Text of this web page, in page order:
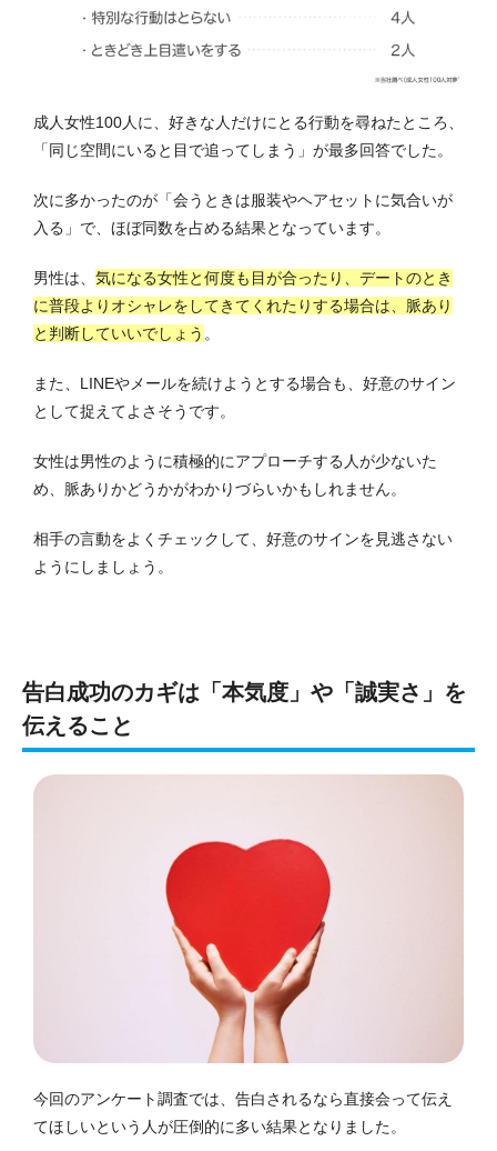
成人女性100人に、好きな人だけにとる行動を尋ねたところ、
「同じ空間にいると目で追ってしまう」が最多回答でした。
次に多かったのが「会うときは服装やヘアセットに気合いが
入る」で、ほぼ同数を占める結果となっています。
男性は、 気になる女性と何度も目が合ったり、デートのとき
に普段よりオシャレをしてきてくれたりする場合は、脈あり
と判断していいでしょう 。
また、LINEやメールを続けようとする場合も、好意のサイン
として捉えてよさそうです。
女性は男性のように積極的にアプローチする人が少ないた
め、脈ありかどうかがわかりづらいかもしれません。
相手の言動をよくチェックして、好意のサインを見逃さない
ようにしましょう。
告白成功のカギは「本気度」や「誠実さ」を
伝えること
今回のアンケート調査では、告白されるなら直接会って伝え
てほしいという人が圧倒的に多い結果となりました。